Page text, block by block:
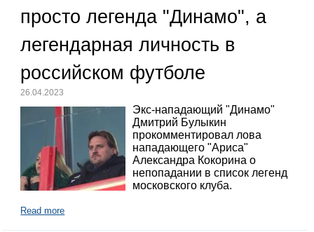
просто легенда "Динамо", а
легендарная личность в
российском футболе
26.04.2023
Экс-нападающий "Динамо"
Дмитрий Булыкин
прокомментировал лова
нападающего "Ариса"
Александра Кокорина о
непопадании в список легенд
московского клуба.
Read more